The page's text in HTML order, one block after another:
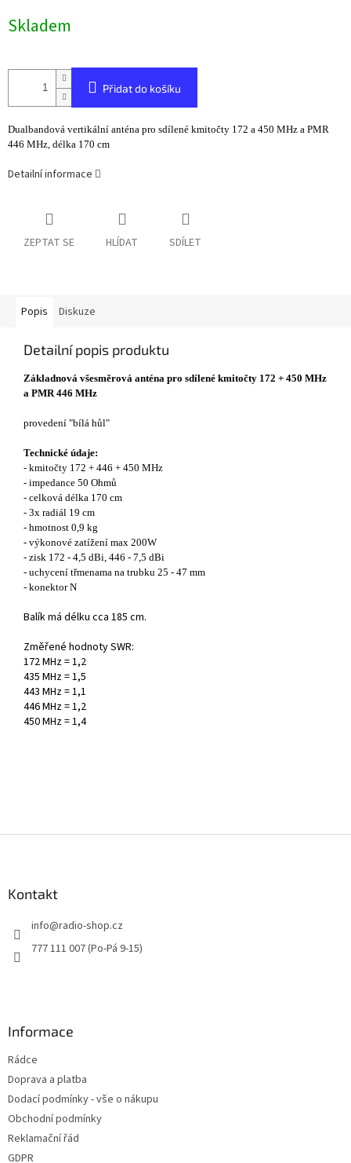
cena:
Skladem
Přidat do košíku
Dualbandová vertikální anténa pro sdílené kmitočty 172 a 450 MHz a PMR
446 MHz, délka 170 cm
Detailní informace
ZEPTAT SE HLÍDAT SDÍLET
Popis Diskuze
Detailní popis produktu
Základnová všesměrová anténa pro sdílené kmitočty 172 + 450 MHz
a PMR 446 MHz
provedení "bílá hůl"
Technické údaje:
- kmitočty 172 + 446 + 450 MHz
- impedance 50 Ohmů
- celková délka 170 cm
- 3x radiál 19 cm
- hmotnost 0,9 kg
- výkonové zatížení max 200W
- zisk 172 - 4,5 dBi, 446 - 7,5 dBi
- uchycení třmenama na trubku 25 - 47 mm
- konektor N
Balík má délku cca 185 cm.
Změřené hodnoty SWR:
172 MHz = 1,2
435 MHz = 1,5
443 MHz = 1,1
446 MHz = 1,2
450 MHz = 1,4
Kontakt
info@radio-shop.cz
777 111 007 (Po-Pá 9-15)
Informace
Rádce
Doprava a platba
Dodací podmínky - vše o nákupu
Obchodní podmínky
Reklamační řád
GDPR